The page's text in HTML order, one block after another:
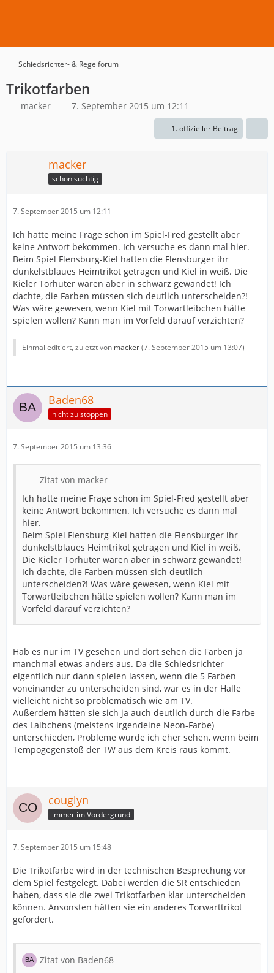
Schiedsrichter- & Regelforum
Trikotfarben
macker 7. September 2015 um 12:11
1. offizieller Beitrag
macker
schon süchtig
7. September 2015 um 12:11
Ich hatte meine Frage schon im Spiel-Fred gestellt aber
keine Antwort bekommen. Ich versuche es dann mal hier.
Beim Spiel Flensburg-Kiel hatten die Flensburger ihr
dunkelstblaues Heimtrikot getragen und Kiel in weiß. Die
Kieler Torhüter waren aber in schwarz gewandet! Ich
dachte, die Farben müssen sich deutlich unterscheiden?!
Was wäre gewesen, wenn Kiel mit Torwartleibchen hätte
spielen wollen? Kann man im Vorfeld darauf verzichten?
Einmal editiert, zuletzt von macker(7. September 2015 um 13:07)
Baden68
nicht zu stoppen
7. September 2015 um 13:36
Zitat von macker
Ich hatte meine Frage schon im Spiel-Fred gestellt aber
keine Antwort bekommen. Ich versuche es dann mal
hier.
Beim Spiel Flensburg-Kiel hatten die Flensburger ihr
dunkelstblaues Heimtrikot getragen und Kiel in weiß.
Die Kieler Torhüter waren aber in schwarz gewandet!
Ich dachte, die Farben müssen sich deutlich
unterscheiden?! Was wäre gewesen, wenn Kiel mit
Torwartleibchen hätte spielen wollen? Kann man im
Vorfeld darauf verzichten?
Hab es nur im TV gesehen und dort sehen die Farben ja
manchmal etwas anders aus. Da die Schiedsrichter
eigentlich nur dann spielen lassen, wenn die 5 Farben
voneinander zu unterscheiden sind, war es in der Halle
vielleicht nicht so problematisch wie am TV.
Außerdem hätten sie sich ja auch deutlich durch die Farbe
des Laibchens (meistens irgendeine Neon-Farbe)
unterschieden, Probleme würde ich eher sehen, wenn beim
Tempogegenstoß der TW aus dem Kreis raus kommt.
couglyn
immer im Vordergrund
7. September 2015 um 15:48
Die Trikotfarbe wird in der technischen Besprechung vor
dem Spiel festgelegt. Dabei werden die SR entschieden
haben, dass sie die zwei Trikotfarben klar unterscheiden
können. Ansonsten hätten sie ein anderes Torwarttrikot
gefordert.
Zitat von Baden68